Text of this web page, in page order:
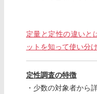
定量と定性の違いと
ットを知って使い分
定性調査の特徴
・少数の対象者から